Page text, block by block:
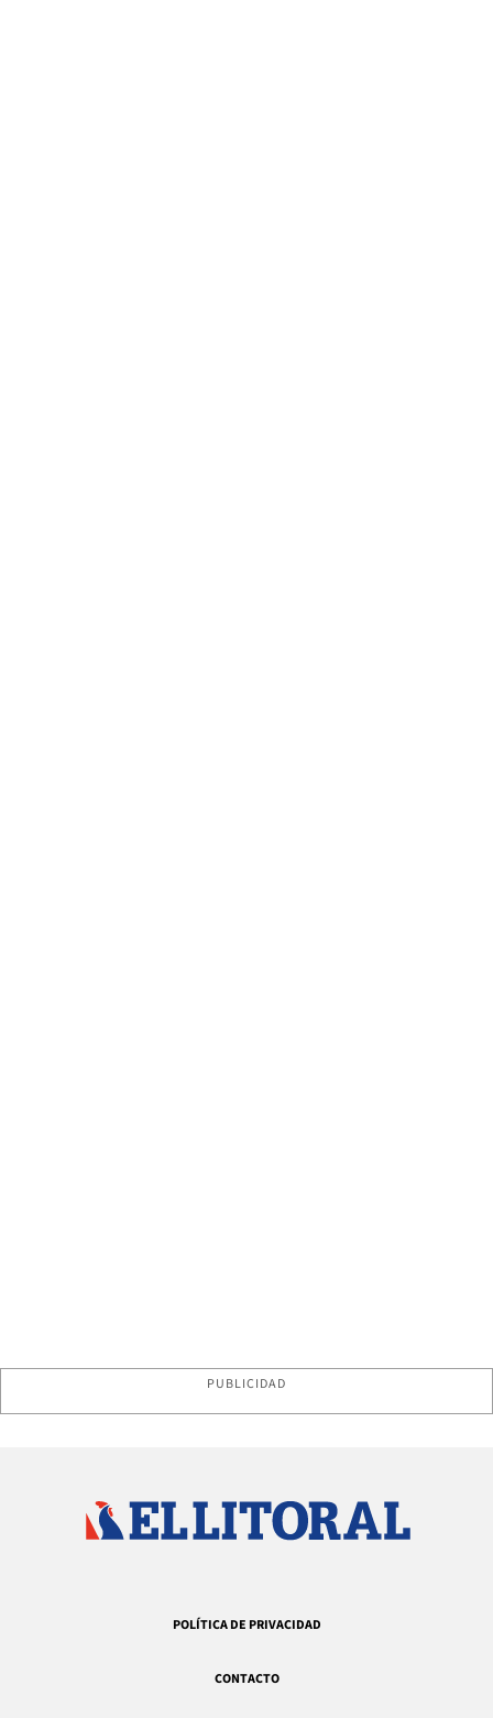
PUBLICIDAD
POLÍTICA DE PRIVACIDAD
CONTACTO